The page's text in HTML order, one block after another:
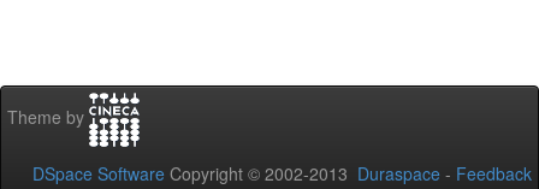
Theme by
DSpace Software Copyright © 2002-2013 Duraspace - Feedback